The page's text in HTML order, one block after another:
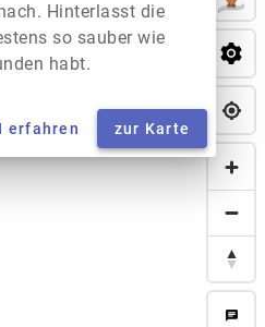
chat
Hinterlasst die
so sauber wie
habt.
erfahren zur Karte